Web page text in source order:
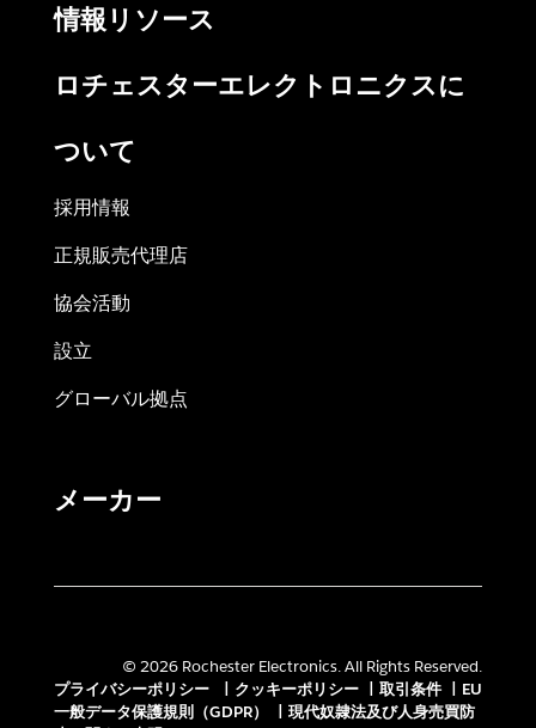
情報リソース
ロチェスターエレクトロニクスに
ついて
採用情報
正規販売代理店
協会活動
設立
グローバル拠点
メーカー
© 2026 Rochester Electronics. All Rights Reserved.
プライバシーポリシー
クッキーポリシー 取引条件
EU
一般データ保護規則（GDPR）
現代奴隷法及び人身売買防